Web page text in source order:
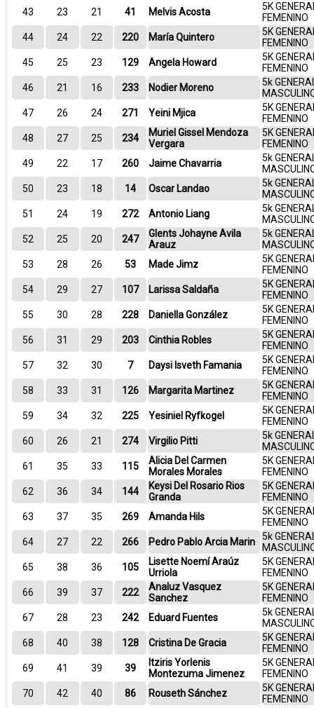
43
23 21 41 Melvis Acosta
5K
FEMENINO
44
24 22 220 María Quintero
5K
FEMENINO
45
25 23 129 Angela Howard
5K
FEMENINO
46
21 16 233 Nodier Moreno
5k
47
26 24 271 Yeini Mjica
5K
FEMENINO
48
27 25 234
Muriel Gissel Mendoza
Vergara
5K
FEMENINO
49
22 17 260 Jaime Chavarria
5k
50
23 18 14 Oscar Landao
5k
51
24 19 272 Antonio Liang
5k
52
25 20 247
Glents Johayne Avila
Arauz
5k
53
28 26 53 Made Jimz
5K
FEMENINO
54
29 27 107 Larissa Saldaña
5K
FEMENINO
55
30 28 228 Daniella González
5K
FEMENINO
56
31 29 203 Cinthia Robles
5K
FEMENINO
57
32 30 7 Daysi Isveth Famania
5K
FEMENINO
58
33 31 126 Margarita Martinez
5K
FEMENINO
59
34 32 225 Yesiniel Ryfkogel
5K
FEMENINO
60
26 21 274 Virgilio Pitti
5k
61
35 33 115
Alicia Del Carmen
Morales Morales
5K
FEMENINO
62
36 34 144
Keysi Del Rosario Rios
Granda
5K
FEMENINO
63
37 35 269 Amanda Hils
5K
FEMENINO
64
27 22 266 Pedro Pablo Arcia Marin
5k
65
38 36 105
Lisette Noemí Araúz
Urriola
5K
FEMENINO
66
39 37 222
Analuz Vasquez
Sanchez
5K
FEMENINO
67
28 23 242 Eduard Fuentes
5k
68
40 38 128 Cristina De Gracia
5K
FEMENINO
69
41 39 39
Itziris Yorlenis
Montezuma Jimenez
5K
FEMENINO
70
42 40 86 Rouseth Sánchez
5K
FEMENINO